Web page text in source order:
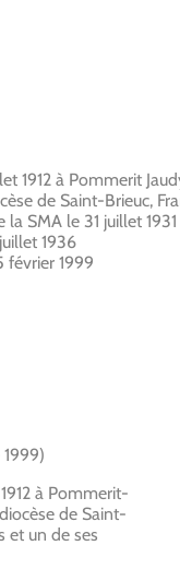
1912 à Pommerit
de Saint-Brieuc,
SMA le 31 juillet 1931
1936
février 1999
1999)
à Pommerit-
de Saint-
et un de ses